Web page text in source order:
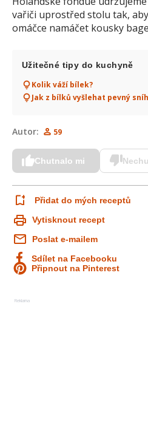
vařiči uprostřed stolu tak,
omáčce namáčet kousky
Užitečné tipy do kuchyně
Kolik váží bílek?
Jak z bílků vyšlehat pevný
Autor: 59
Chutnalo mi
Přidat do mých receptů
Vytisknout recept
Poslat e-mailem
Sdílet na Facebooku
Připnout na Pinterest
Reklama